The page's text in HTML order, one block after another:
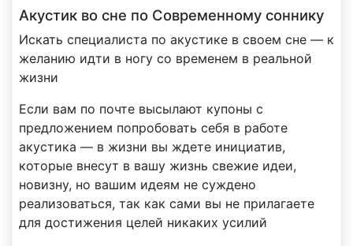
Акустик во сне по Современному соннику
Искать специалиста по акустике в своем сне — к
желанию идти в ногу со временем в реальной
жизни
Если вам по почте высылают купоны с
предложением попробовать себя в работе
акустика — в жизни вы ждете инициатив,
которые внесут в вашу жизнь свежие идеи,
новизну, но вашим идеям не суждено
реализоваться, так как сами вы не прилагаете
для достижения целей никаких усилий